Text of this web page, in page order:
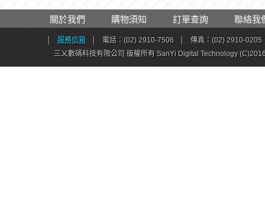
關於我們 購物須知 訂單查詢 聯絡我
服務信箱 電話：(02) 2910-7506
傳真：(02) 2910-0205
三乂數碼科技有限公司 版權所有 SanYi Digital Technology